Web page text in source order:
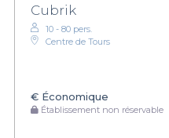
Cubrik
10 - 80 pers.
Centre de Tours
€ Économique
Établissement non réservable